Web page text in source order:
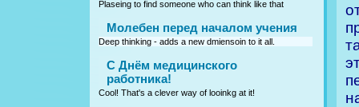
Plaseing to find someone who can think like that
Молебен перед началом учения
Deep thinking - adds a new dmiensoin to it all.
C Днём медицинского
работника!
Cool! That's a clever way of looinkg at it!